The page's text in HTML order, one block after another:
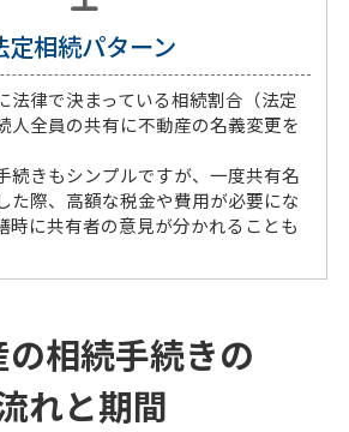
定相続パターン
法律で決まっている相続割合（法定
人全員の共有に不動産の名義変更を
続きもシンプルですが、一度共有名
た際、高額な税金や費用が必要にな
時に共有者の意見が分かれることも
相続手続きの
れと期間